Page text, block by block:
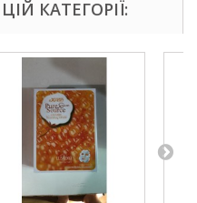
КАТЕГОРІЇ: